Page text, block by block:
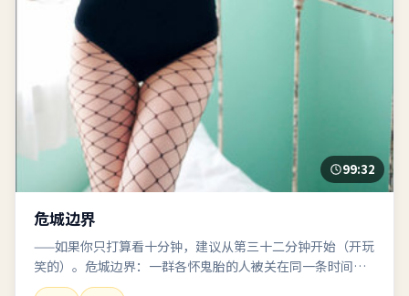
99:32
危城边界
——如果你只打算看十分钟，建议从第三十二分钟开始（开玩
笑的）。危城边界：一群各怀鬼胎的人被关在同一条时间线
里，谁先发疯谁输。